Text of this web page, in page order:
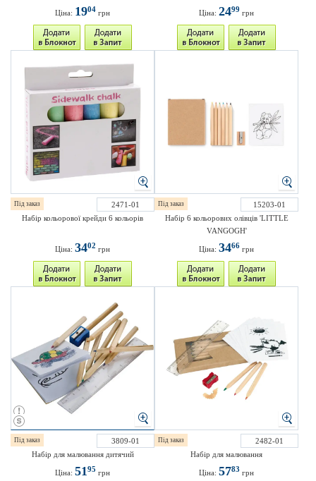
Ціна: 1904 грн Ціна: 2499 грн
Під заказ
2471-01
Набір кольорової крейди 6 кольорів
Ціна: 3402 грн
Під заказ
15203-01
Набір 6 кольорових олівців 'LITTLE
VANGOGH'
Ціна: 3466 грн
Під заказ
3809-01
Набір для малювання дитячий
Ціна: 5195 грн
Під заказ
2482-01
Набір для малювання
Ціна: 5783 грн